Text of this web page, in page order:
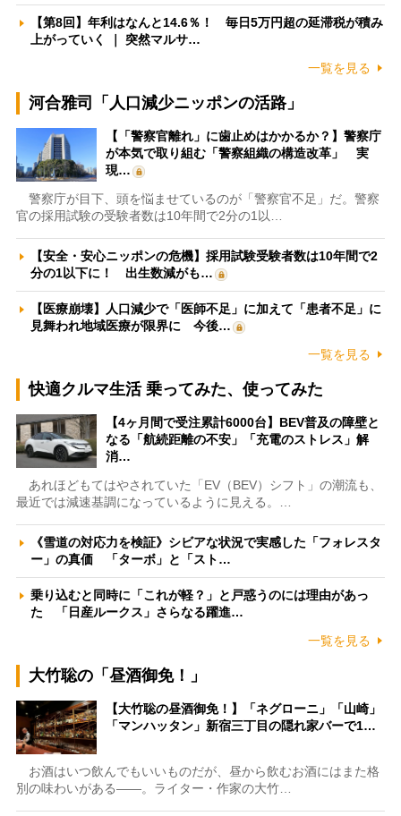
【第8回】年利はなんと14.6％！ 毎日5万円超の延滞税が積み
上がっていく ｜ 突然マルサ…
一覧を見る
河合雅司「人口減少ニッポンの活路」
【「警察官離れ」に歯止めはかかるか？】警察庁
が本気で取り組む「警察組織の構造改革」 実
現…
警察庁が目下、頭を悩ませているのが「警察官不足」だ。警察
官の採用試験の受験者数は10年間で2分の1以…
【安全・安心ニッポンの危機】採用試験受験者数は10年間で2
分の1以下に！ 出生数減がも…
【医療崩壊】人口減少で「医師不足」に加えて「患者不足」に
見舞われ地域医療が限界に 今後…
一覧を見る
快適クルマ生活 乗ってみた、使ってみた
【4ヶ月間で受注累計6000台】BEV普及の障壁と
なる「航続距離の不安」「充電のストレス」解
消…
あれほどもてはやされていた「EV（BEV）シフト」の潮流も、
最近では減速基調になっているように見える。…
《雪道の対応力を検証》シビアな状況で実感した「フォレスタ
ー」の真価 「ターボ」と「スト…
乗り込むと同時に「これが軽？」と戸惑うのには理由があっ
た 「日産ルークス」さらなる躍進…
一覧を見る
大竹聡の「昼酒御免！」
【大竹聡の昼酒御免！】「ネグローニ」「山崎」
「マンハッタン」新宿三丁目の隠れ家バーで1…
お酒はいつ飲んでもいいものだが、昼から飲むお酒にはまた格
別の味わいがある――。ライター・作家の大竹…